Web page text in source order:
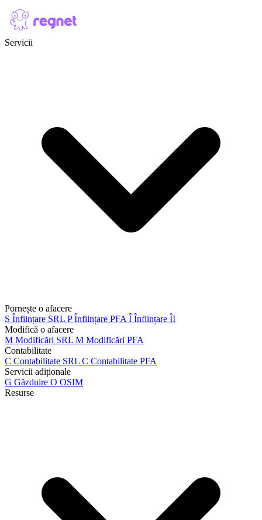
Skip to content
Servicii
Pornește o afacere
S Înființare SRL PÎnființare PFA Î Înființare ÎI
Modifică o afacere
M Modificări SRL M Modificări PFA
Contabilitate
C Contabilitate SRL C Contabilitate PFA
Servicii adiționale
G Găzduire O OSIM
Resurse